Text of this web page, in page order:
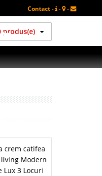
Contact - - -
produs(e)
crem catifea
Modern
Lux 3 Locuri